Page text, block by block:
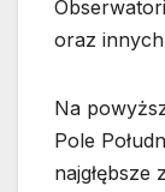
oraz
Na
Pole
najgłębsze